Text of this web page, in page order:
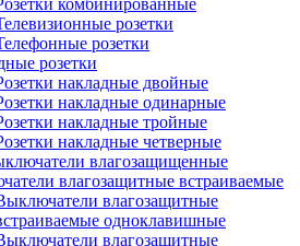
комбинированные
розетки
розетки
розетки
накладные двойные
накладные одинарные
накладные тройные
накладные четверные
влагозащищенные
влагозащитные встраиваемые
влагозащитные
одноклавишные
влагозащитные